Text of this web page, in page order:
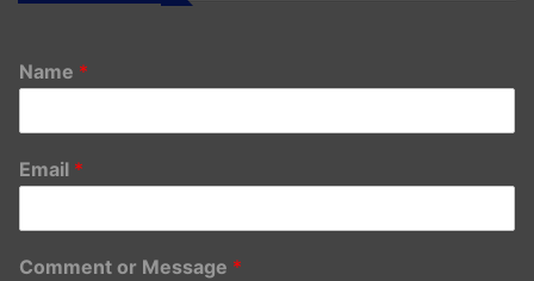
Name *
Email *
Comment or Message *